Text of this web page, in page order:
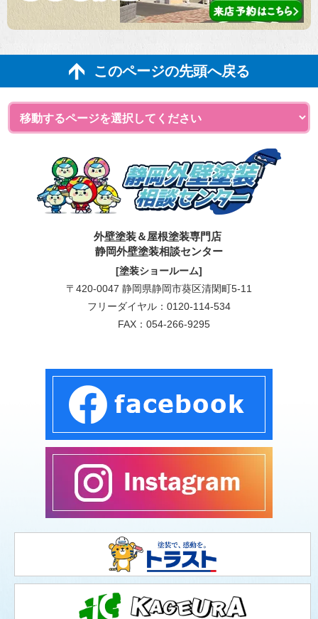
このページの先頭へ戻る
外壁塗装＆屋根塗装専門店
静岡外壁塗装相談センター
[塗装ショールーム]
〒420-0047 静岡県静岡市葵区清閑町5-11
フリーダイヤル： 0120-114-534
FAX：054-266-9295